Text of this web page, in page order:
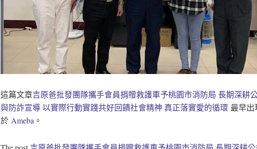
這篇文章吉原爸批發團隊攜手會員捐贈救護車予桃園市消防局 長期深耕
與防詐宣導 以實際行動實踐共好回饋社會精神 真正落實愛的循環 最早出
於 Ameba 。